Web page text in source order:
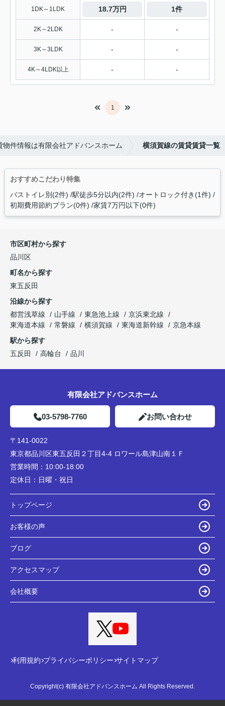
1DK～1LDK 18.7万円 1件
2K～2LDK - -
3K～3LDK - -
4K～4LDK以上 - -
1
物件情報は有限会社アドバンスホーム 横須賀線の賃貸賃貸一覧
おすすめこだわり特集
バストイレ別(2件) 駅徒歩5分以内(2件) オートロック付き(1件)
初期費用節約プラン(0件) 家賃7万円以下(0件)
市区町村から探す
品川区
町名から探す
東五反田
沿線から探す
都営浅草線
山手線 東急池上線
京浜東北線
東海道本線
常磐線 横須賀線 東海道新幹線
京急本線
駅から探す
五反田
高輪台 品川
有限会社アドバンスホーム
03-5798-7760 お問い合わせ
〒141-0022
東京都品川区東五反田２丁目4-4 ロワール島津山南１Ｆ
営業時間： 10:00-18:00
定休日： 日曜・祝日
トップページ
お客様の声
ブログ
アクセスマップ
会社概要
利用規約 プライバシーポリシー サイトマップ
Copyright(c) 有限会社アドバンスホーム All Rights Reserved.